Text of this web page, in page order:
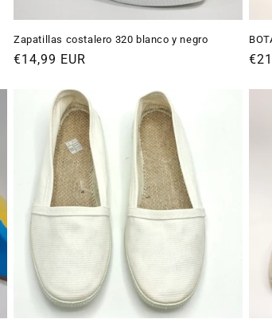
Zapatillas costalero 320 blanco y negro
Precio
€14,99 EUR